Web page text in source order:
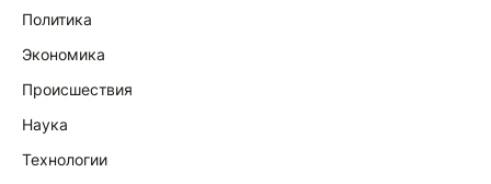
Политика
Экономика
Происшествия
Наука
Технологии